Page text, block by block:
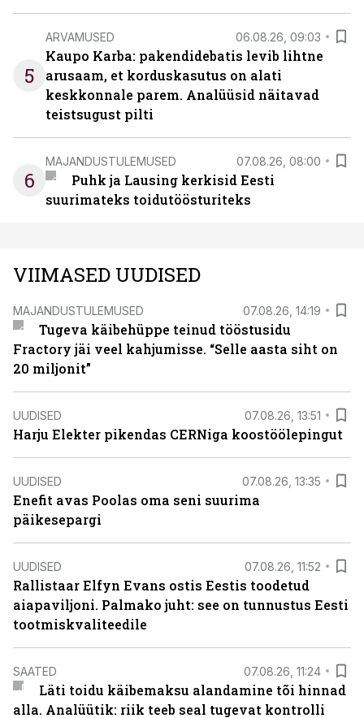
5
ARVAMUSED 06.08.26, 09:03
Kaupo Karba: pakendidebatis levib lihtne
arusaam, et korduskasutus on alati
keskkonnale parem. Analüüsid näitavad
teistsugust pilti
6
MAJANDUSTULEMUSED 07.08.26, 08:00
Puhk ja Lausing kerkisid Eesti
suurimateks toidutöösturiteks
VIIMASED UUDISED
MAJANDUSTULEMUSED 07.08.26, 14:19
Tugeva käibehüppe teinud tööstusidu
Fractory jäi veel kahjumisse. “Selle aasta siht on
20 miljonit”
UUDISED 07.08.26, 13:51
Harju Elekter pikendas CERNiga koostöölepingut
UUDISED 07.08.26, 13:35
Enefit avas Poolas oma seni suurima
päikesepargi
UUDISED 07.08.26, 11:52
Rallistaar Elfyn Evans ostis Eestis toodetud
aiapaviljoni. Palmako juht: see on tunnustus Eesti
tootmiskvaliteedile
SAATED 07.08.26, 11:24
Läti toidu käibemaksu alandamine tõi hinnad
alla. Analüütik: riik teeb seal tugevat kontrolli